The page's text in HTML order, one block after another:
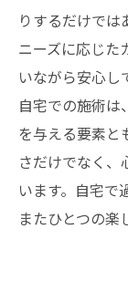
りするだけで
ニーズに応じた
いながら安心し
自宅での施術
を与える要素と
さだけでなく、
います。自宅で
またひとつの楽